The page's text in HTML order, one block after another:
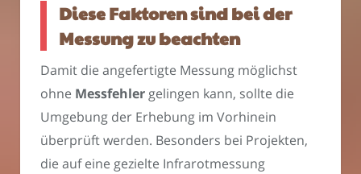
Diese Faktoren sind bei der
Messung zu beachten
Damit die angefertigte Messung möglichst
ohne Messfehler gelingen kann, sollte die
Umgebung der Erhebung im Vorhinein
überprüft werden. Besonders bei Projekten,
die auf eine gezielte Infrarotmessung